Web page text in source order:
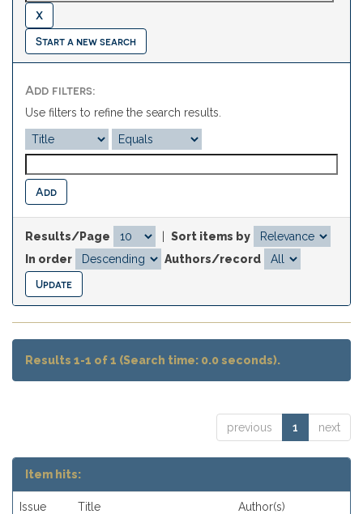
Start a new search
Add filters:
Use filters to refine the search results.
Results/Page
Sort items by
In order
Authors/record
Results 1-1 of 1 (Search time: 0.0 seconds).
previous 1 next
Item hits:
Issue
Title Author(s)